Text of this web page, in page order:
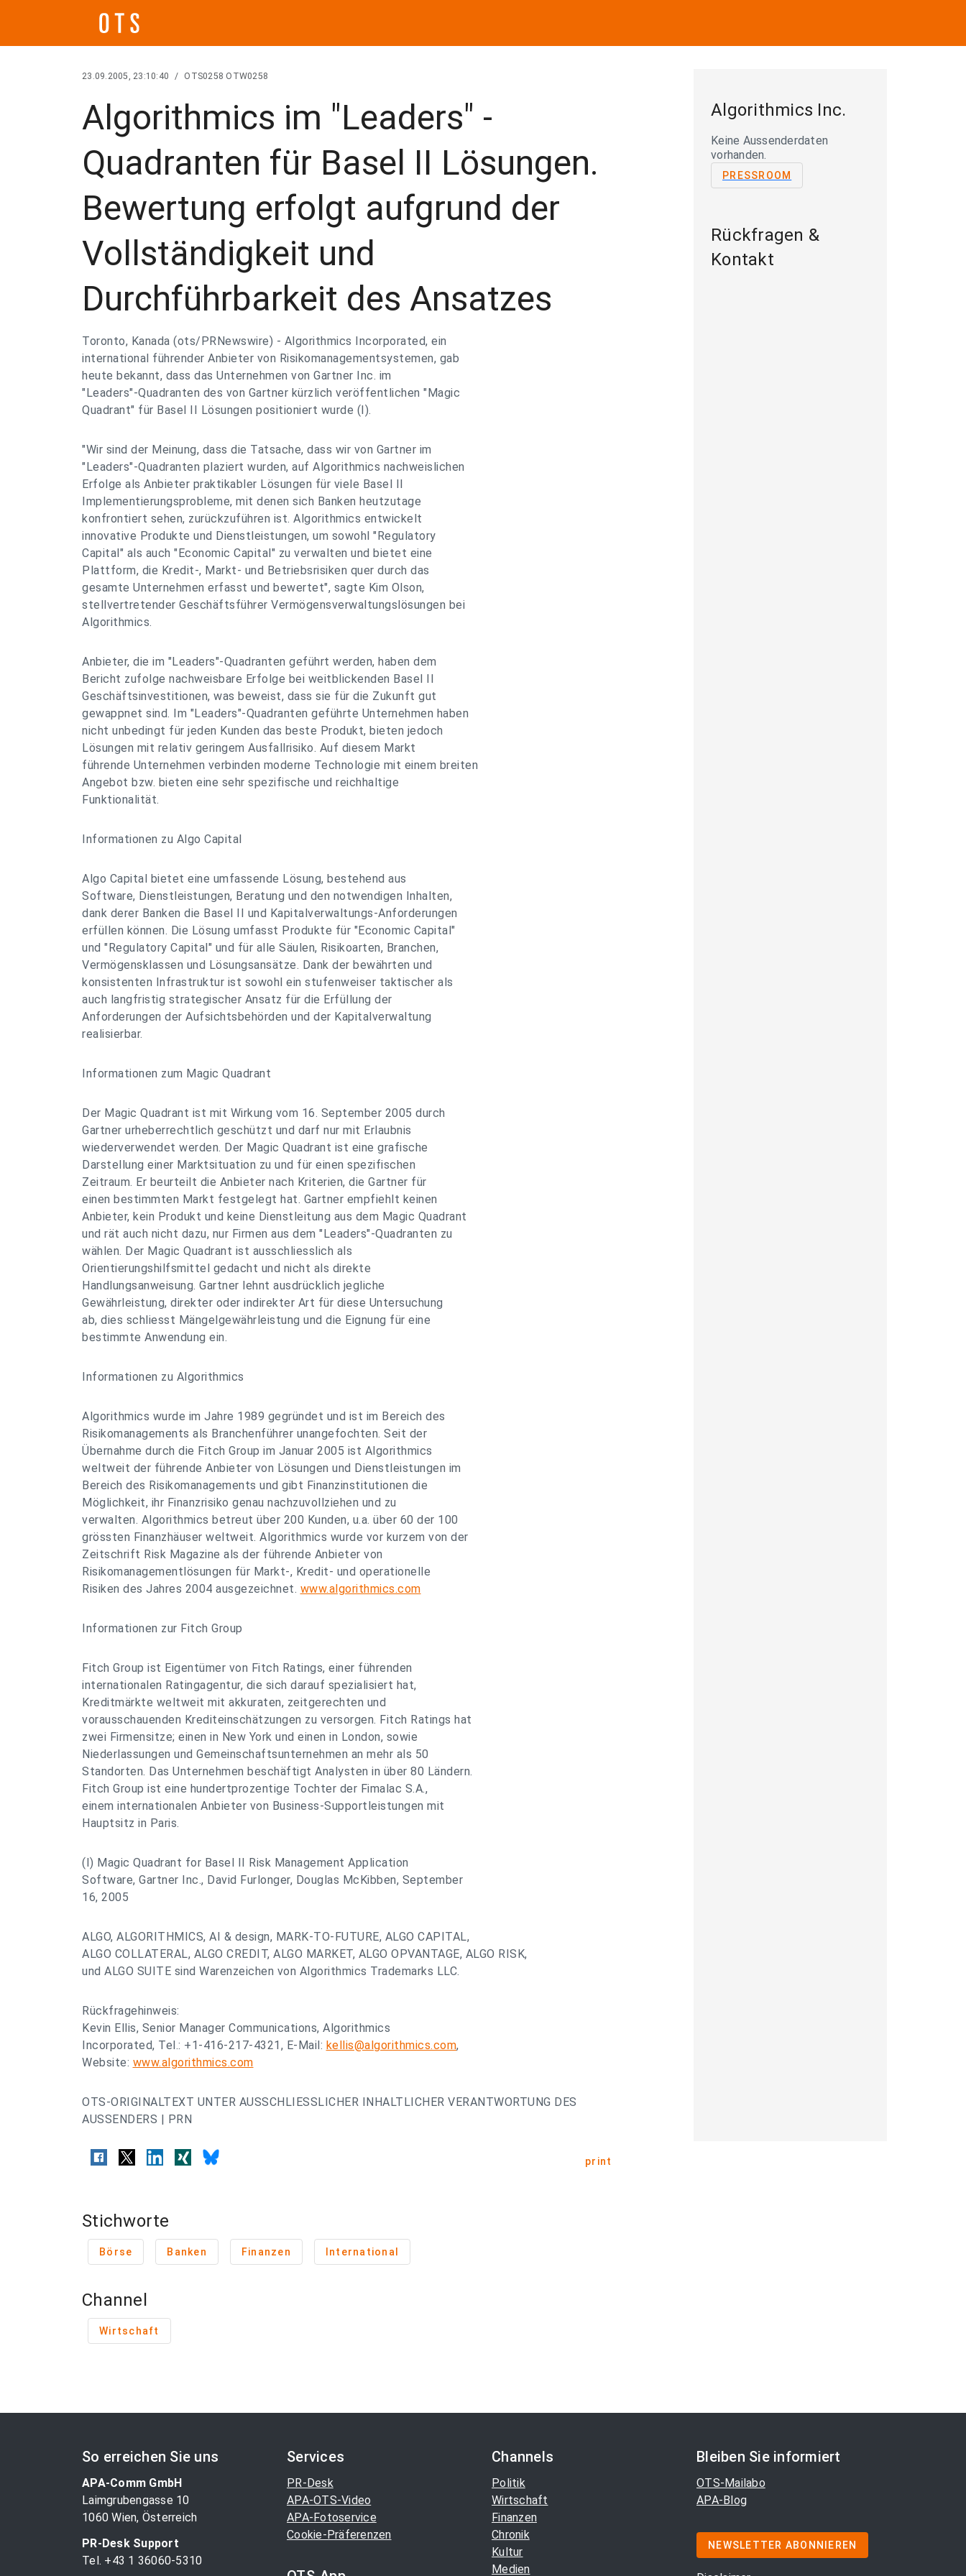
23.09.2005, 23:10:40 / OTS0258 OTW0258
Algorithmics im "Leaders" -
Quadranten für Basel II Lösungen.
Bewertung erfolgt aufgrund der
Vollständigkeit und
Durchführbarkeit des Ansatzes
Toronto, Kanada (ots/PRNewswire) - Algorithmics Incorporated, ein
international führender Anbieter von Risikomanagementsystemen, gab
heute bekannt, dass das Unternehmen von Gartner Inc. im
"Leaders"-Quadranten des von Gartner kürzlich veröffentlichen "Magic
Quadrant" für Basel II Lösungen positioniert wurde (I).
"Wir sind der Meinung, dass die Tatsache, dass wir von Gartner im
"Leaders"-Quadranten plaziert wurden, auf Algorithmics nachweislichen
Erfolge als Anbieter praktikabler Lösungen für viele Basel II
Implementierungsprobleme, mit denen sich Banken heutzutage
konfrontiert sehen, zurückzuführen ist. Algorithmics entwickelt
innovative Produkte und Dienstleistungen, um sowohl "Regulatory
Capital" als auch "Economic Capital" zu verwalten und bietet eine
Plattform, die Kredit-, Markt- und Betriebsrisiken quer durch das
gesamte Unternehmen erfasst und bewertet", sagte Kim Olson,
stellvertretender Geschäftsführer Vermögensverwaltungslösungen bei
Algorithmics.
Anbieter, die im "Leaders"-Quadranten geführt werden, haben dem
Bericht zufolge nachweisbare Erfolge bei weitblickenden Basel II
Geschäftsinvestitionen, was beweist, dass sie für die Zukunft gut
gewappnet sind. Im "Leaders"-Quadranten geführte Unternehmen haben
nicht unbedingt für jeden Kunden das beste Produkt, bieten jedoch
Lösungen mit relativ geringem Ausfallrisiko. Auf diesem Markt
führende Unternehmen verbinden moderne Technologie mit einem breiten
Angebot bzw. bieten eine sehr spezifische und reichhaltige
Funktionalität.
Informationen zu Algo Capital
Algo Capital bietet eine umfassende Lösung, bestehend aus
Software, Dienstleistungen, Beratung und den notwendigen Inhalten,
dank derer Banken die Basel II und Kapitalverwaltungs-Anforderungen
erfüllen können. Die Lösung umfasst Produkte für "Economic Capital"
und "Regulatory Capital" und für alle Säulen, Risikoarten, Branchen,
Vermögensklassen und Lösungsansätze. Dank der bewährten und
konsistenten Infrastruktur ist sowohl ein stufenweiser taktischer als
auch langfristig strategischer Ansatz für die Erfüllung der
Anforderungen der Aufsichtsbehörden und der Kapitalverwaltung
realisierbar.
Informationen zum Magic Quadrant
Der Magic Quadrant ist mit Wirkung vom 16. September 2005 durch
Gartner urheberrechtlich geschützt und darf nur mit Erlaubnis
wiederverwendet werden. Der Magic Quadrant ist eine grafische
Darstellung einer Marktsituation zu und für einen spezifischen
Zeitraum. Er beurteilt die Anbieter nach Kriterien, die Gartner für
einen bestimmten Markt festgelegt hat. Gartner empfiehlt keinen
Anbieter, kein Produkt und keine Dienstleitung aus dem Magic Quadrant
und rät auch nicht dazu, nur Firmen aus dem "Leaders"-Quadranten zu
wählen. Der Magic Quadrant ist ausschliesslich als
Orientierungshilfsmittel gedacht und nicht als direkte
Handlungsanweisung. Gartner lehnt ausdrücklich jegliche
Gewährleistung, direkter oder indirekter Art für diese Untersuchung
ab, dies schliesst Mängelgewährleistung und die Eignung für eine
bestimmte Anwendung ein.
Informationen zu Algorithmics
Algorithmics wurde im Jahre 1989 gegründet und ist im Bereich des
Risikomanagements als Branchenführer unangefochten. Seit der
Übernahme durch die Fitch Group im Januar 2005 ist Algorithmics
weltweit der führende Anbieter von Lösungen und Dienstleistungen im
Bereich des Risikomanagements und gibt Finanzinstitutionen die
Möglichkeit, ihr Finanzrisiko genau nachzuvollziehen und zu
verwalten. Algorithmics betreut über 200 Kunden, u.a. über 60 der 100
grössten Finanzhäuser weltweit. Algorithmics wurde vor kurzem von der
Zeitschrift Risk Magazine als der führende Anbieter von
Risikomanagementlösungen für Markt-, Kredit- und operationelle
Risiken des Jahres 2004 ausgezeichnet. www.algorithmics.com
Informationen zur Fitch Group
Fitch Group ist Eigentümer von Fitch Ratings, einer führenden
internationalen Ratingagentur, die sich darauf spezialisiert hat,
Kreditmärkte weltweit mit akkuraten, zeitgerechten und
vorausschauenden Krediteinschätzungen zu versorgen. Fitch Ratings hat
zwei Firmensitze; einen in New York und einen in London, sowie
Niederlassungen und Gemeinschaftsunternehmen an mehr als 50
Standorten. Das Unternehmen beschäftigt Analysten in über 80 Ländern.
Fitch Group ist eine hundertprozentige Tochter der Fimalac S.A.,
einem internationalen Anbieter von Business-Supportleistungen mit
Hauptsitz in Paris.
(I) Magic Quadrant for Basel II Risk Management Application
Software, Gartner Inc., David Furlonger, Douglas McKibben, September
16, 2005
ALGO, ALGORITHMICS, AI & design, MARK-TO-FUTURE, ALGO CAPITAL,
ALGO COLLATERAL, ALGO CREDIT, ALGO MARKET, ALGO OPVANTAGE, ALGO RISK,
und ALGO SUITE sind Warenzeichen von Algorithmics Trademarks LLC.
Rückfragehinweis:
Kevin Ellis, Senior Manager Communications, Algorithmics
Incorporated, Tel.: +1-416-217-4321, E-Mail: kellis@algorithmics.com,
Website: www.algorithmics.com
OTS-ORIGINALTEXT UNTER AUSSCHLIESSLICHER INHALTLICHER VERANTWORTUNG DES
AUSSENDERS | PRN
print
Stichworte
Börse Banken Finanzen International
Channel
Wirtschaft
Algorithmics Inc.
Keine Aussenderdaten
vorhanden.
PRESSROOM
Rückfragen &
Kontakt
So erreichen Sie uns
APA-Comm GmbH
Laimgrubengasse 10
1060 Wien, Österreich
PR-Desk Support
Tel. +43 1 36060-5310
Services
PR-Desk
APA-OTS-Video
APA-Fotoservice
Cookie-Präferenzen
Channels
Politik
Wirtschaft
Finanzen
Chronik
Kultur
Medien
Bleiben Sie informiert
OTS-Mailabo
APA-Blog
NEWSLETTER ABONNIEREN